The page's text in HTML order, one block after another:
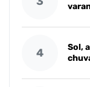
4
Sol,